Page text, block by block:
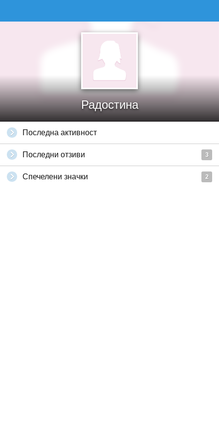
Радостина
Последна активност
Последни отзиви 3
Спечелени значки 2